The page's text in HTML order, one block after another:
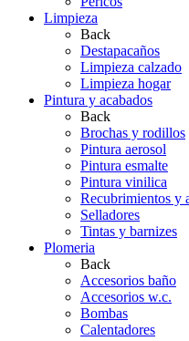
Limpieza
Back
Destapacaños
Limpieza calzado
Limpieza hogar
Pintura y acabados
Back
Brochas y rodillos
Pintura aerosol
Pintura esmalte
Pintura vinilica
Recubrimientos y
Selladores
Tintas y barnizes
Plomeria
Back
Accesorios baño
Accesorios w.c.
Bombas
Calentadores